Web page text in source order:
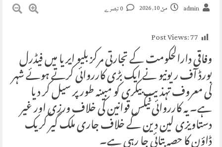
admin مئ 10, 2026
Post Views:77
وفاقی دارالحکومت کے تجارتی مرکز بلیو ایریا میں فیڈرل
بورڈ آف ریونیو نے ایک بڑی کارروائی کرتے ہوئے شہر
کی معروف تہذیب بیکری کو مبینہ طور پر سیل کر دیا
ہے۔ یہ کارروائی ٹیکس قوانین کی خلاف ورزی اور غیر
دستاویزی لین دین کے خلاف جاری ملک گیر کریک